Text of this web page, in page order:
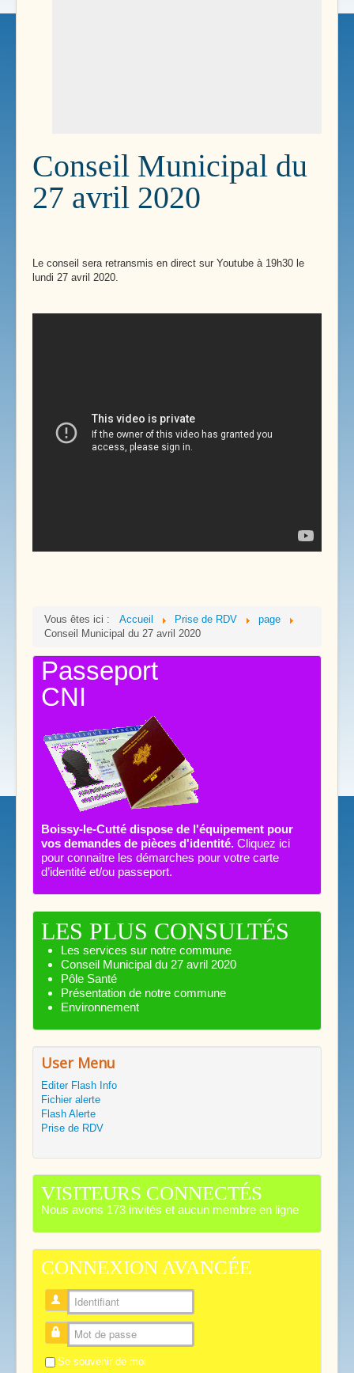
Conseil Municipal du
27 avril 2020
Le conseil sera retransmis en direct sur Youtube à 19h30 le
lundi 27 avril 2020.
Vous êtes ici : Accueil Prise de RDV
page
Conseil Municipal du 27 avril 2020
Passeport
CNI
Boissy-le-Cutté dispose de l'équipement pour
vos demandes de pièces d'identité. Cliquez ici
pour connaitre les démarches pour votre carte
d’identité et/ou passeport.
LES PLUS CONSULTÉS
Les services sur notre commune
Conseil Municipal du 27 avril 2020
Pôle Santé
Présentation de notre commune
Environnement
User Menu
Editer Flash Info
Fichier alerte
Flash Alerte
Prise de RDV
VISITEURS CONNECTÉS
Nous avons 173 invités et aucun membre en ligne
CONNEXION AVANCÉE
Identifiant
Mot de passe
Se souvenir de moi